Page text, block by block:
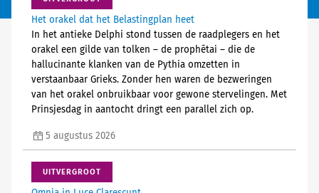
Het orakel dat het Belastingplan heet
In het antieke Delphi stond tussen de raadplegers en het
orakel een gilde van tolken – de prophētai – die de
hallucinante klanken van de Pythia omzetten in
verstaanbaar Grieks. Zonder hen waren de bezweringen
van het orakel onbruikbaar voor gewone stervelingen. Met
Prinsjesdag in aantocht dringt een parallel zich op.
5 augustus 2026
UITVERGROOT